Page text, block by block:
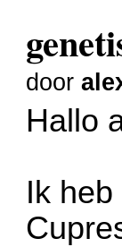
door
Hallo
Ik